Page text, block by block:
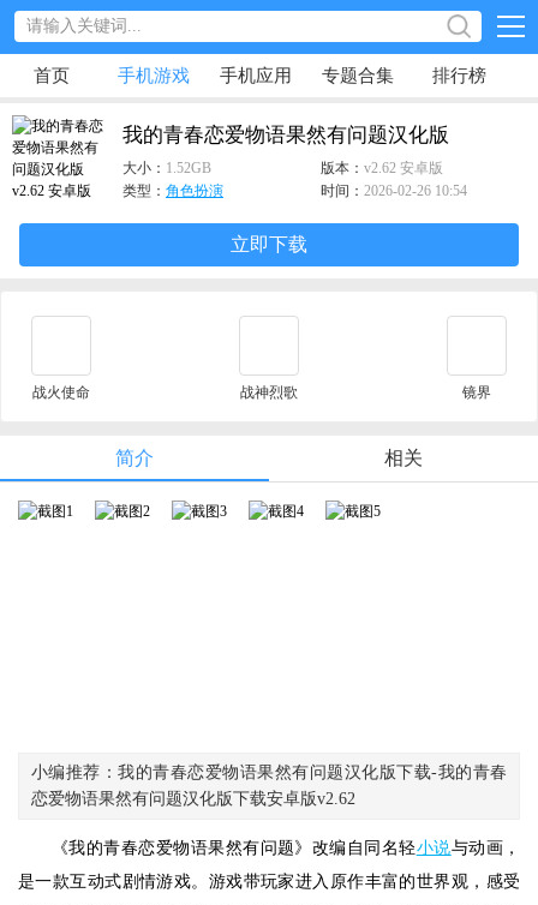
首页 手机游戏 手机应用 专题合集 排行榜
我的青春恋爱物语果然有问题汉化版
大小： 1.52GB 版本： v2.62 安卓版
类型： 角色扮演 时间： 2026-02-26 10:54
立即下载
战火使命 战神烈歌 镜界
简介 相关
小编推荐：我的青春恋爱物语果然有问题汉化版下载-我的青春
恋爱物语果然有问题汉化版下载安卓版v2.62
《我的青春恋爱物语果然有问题》改编自同名轻小说与动画，
是一款互动式剧情游戏。游戏带玩家进入原作丰富的世界观，感受